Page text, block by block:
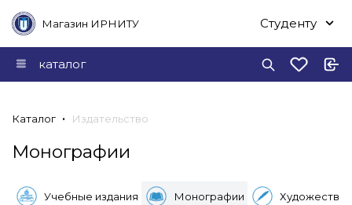
Магазин ИРНИТУ Студенту
каталог
Каталог Издательство
Монографии
Учебные издания Монографии